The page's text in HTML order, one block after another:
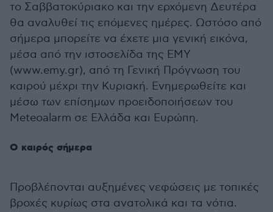
το Σαββατοκύριακο και την ερχόμενη Δευτέρα
θα αναλυθεί τις επόμενες ημέρες. Ωστόσο από
σήμερα μπορείτε να έχετε μια γενική εικόνα,
μέσα από την ιστοσελίδα της ΕΜΥ
(www.emy.gr), από τη Γενική Πρόγνωση του
καιρού μέχρι την Κυριακή. Ενημερωθείτε και
μέσω των επίσημων προειδοποιήσεων του
Meteoalarm σε Ελλάδα και Ευρώπη.
Ο καιρός σήμερα
Προβλέπονται αυξημένες νεφώσεις με τοπικές
βροχές κυρίως στα ανατολικά και τα νότια.